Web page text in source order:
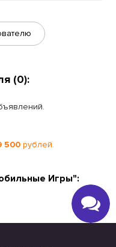
(0):
500 рублей.
Игры":